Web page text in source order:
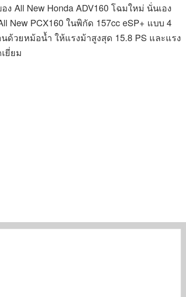
All New Honda ADV160 โฉมใหม่ นั่นเอง
PCX160 ในพิกัด 157cc eSP+ แบบ 4
วยหม้อน้ำ ให้แรงม้าสูงสุด 15.8 PS และแรง
ยี่ยม